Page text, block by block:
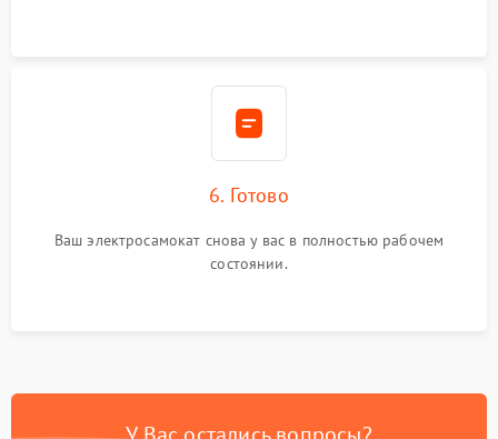
6. Готово
Ваш электросамокат снова у вас в полностью рабочем
состоянии.